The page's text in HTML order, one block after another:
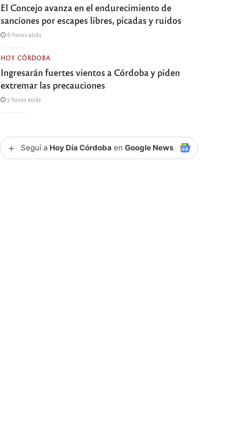
El Concejo avanza en el endurecimiento de
sanciones por escapes libres, picadas y ruidos
6 horas atrás
HOY CÓRDOBA
Ingresarán fuertes vientos a Córdoba y piden
extremar las precauciones
7 horas atrás
+ Seguí a Hoy Día Córdoba enGoogle News